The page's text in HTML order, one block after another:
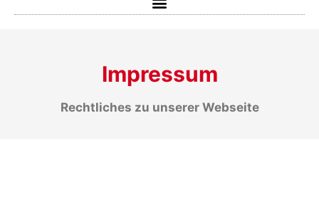
Impressum
Rechtliches zu unserer Webseite